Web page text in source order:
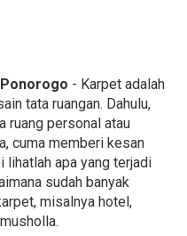
- Karpet adalah
tata ruangan. Dahulu,
ruang personal atau
cuma memberi kesan
lihatlah apa yang terjadi
sudah banyak
misalnya hotel,